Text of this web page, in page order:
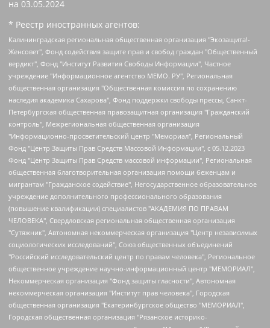
на 03.05.2024
* Реестр иностранных агентов:
Калининградская региональная общественная организация "Экозащита!-Женсовет", Фонд содействия защите прав и свобод граждан "Общественный вердикт", Фонд "Институт Развития Свободы Информации", Частное учреждение "Информационное агентство МЕМО. РУ", Региональная общественная организация "Общественная комиссия по сохранению наследия академика Сахарова", Фонд поддержки свободы прессы, Санкт-Петербургская общественная правозащитная организация "Гражданский контроль", Межрегиональная общественная организация "Информационно-просветительский центр "Мемориал", Региональный Фонд "Центр Защиты Прав Средств Массовой Информации", с 05.12.2023 Фонд "Центр Защиты Прав Средств массовой информации", Региональная общественная благотворительная организация помощи беженцам и мигрантам "Гражданское содействие", Негосударственное образовательное учреждение дополнительного профессионального образования (повышение квалификации) специалистов "АКАДЕМИЯ ПО ПРАВАМ ЧЕЛОВЕКА", Свердловская региональная общественная организация "Сутяжник", Автономная некоммерческая организация "Центр независимых социологических исследований", Союз общественных объединений "Российский исследовательский центр по правам человека", Региональное общественное учреждение научно-информационный центр "МЕМОРИАЛ", Некоммерческая организация "Фонд защиты гласности", Автономная некоммерческая организация "Институт прав человека", Городская общественная организация "Екатеринбургское общество "МЕМОРИАЛ", Городская общественная организация "Рязанское историко-просветительское и правозащитное общество "Мемориал" (Рязанский Мемориал), Челябинский региональный орган общественной самодеятельности – женское общественное объединение "Женщины Евразии", Челябинский региональный орган общественной самодеятельности "Уральская правозащитная группа", Фонд содействия защите здоровья и социальной справедливости имени Андрея Рылькова, Автономная Некоммерческая Организация "Аналитический Центр Юрия Левады", Автономная некоммерческая организация социальной поддержки населения "Проект Апрель", Региональная общественная организация помощи женщинам и детям, находящимся в кризисной ситуации "Информационно-методический центр "Анна", Фонд содействия развитию массовых коммуникаций и правовому просвещению "Так-так-Так", Фонд содействия устойчивому развитию "Серебряная тайга", Свердловский региональный общественный фонд социальных проектов "Новое время", "Idel.Реалии", Кавказ.Реалии, Крым.Реалии, Телеканал Настоящее Время, Татаро-башкирская служба Радио Свобода (Azatliq Radiosi), Радио Свободная Европа/Радио Свобода (PCE/PC), "Сибирь.Реалии", "Фактограф", Благотворительный фонд помощи осужденным и их семьям, Автономная некоммерческая организация "Институт глобализации и социальных движений", Фонд "В защиту прав заключенных", Частное учреждение "Центр поддержки и содействия развитию средств массовой информации", Пензенский региональный общественный благотворительный фонд "Гражданский союз", "Север.Реалии", Некоммерческая организация Фонд "Правовая инициатива", Общество с ограниченной ответственностью "Радио Свободная Европа/Радио Свобода", Чешское информационное агентство "MEDIUM-ORIENT", Красноярская региональная общественная организация "Мы против СПИДа", Камалягин Денис Николаевич, Маркелов Сергей Евгеньевич, Пономарев Лев Александрович, Савицкая Людмила Алексеевна, Автономная некоммерческая организация "Центр по работе с проблемой насилия "НАСИЛИЮ.НЕТ", Межрегиональный профессиональный союз работников здравоохранения "Альянс врачей", Юридическое лицо, зарегистрированное в Латвийской Республике, SIA "Medusa Project" (регистрационный номер 40103797863, дата регистрации 10.06.2014), Некоммерческая организация "Фонд по борьбе с коррупцией", Автономная некоммерческая организация "Институт права и публичной политики", Баданин Роман Сергеевич, Гликин Максим Александрович, Железнова Мария Михайловна, Лукьянова Юлия Сергеевна, Маетная Елизавета Витальевна, Маняхин Петр Борисович, Чуракова Ольга Владимировна, Ярош Юлия Петровна, Юридическое лицо "The Insider SIA", зарегистрированное в Риге, Латвийская Республика (дата регистрации 26.06.2015), являющееся администратором доменного имени интернет-издания "The Insider SIA", https://theins.ru, Постернак Алексей Евгеньевич, Рубин Михаил Аркадьевич, Анин Роман Александрович, Юридическое лицо Istories fonds, зарегистрированное в Латвийской Республике (регистрационный номер 50008295751, дата регистрации 24.02.2020), Великовский Дмитрий Александрович, Долинина Ирина Николаевна, Мароховская Алеся Алексеевна, Шлейнов Роман Юрьевич, Шмагун Олеся Валентиновна, Общество с ограниченной ответственностью "Альтаир 2021", Общество с ограниченной ответственностью "Вега 2021", Общество с ограниченной ответственностью "Главный редактор 2021", Общество с ограниченной ответственностью "Ромашки монолит", Важенков Артем Валерьевич, Ивановская областная общественная организация "Центр гендерных исследований", Гурман Юрий Альбертович, Медиапроект "ОВД-Инфо", Егоров Владимир Владимирович, Жилинский Владимир Александрович, Общество с ограниченной ответственностью "ЗП", Иванова София Юрьевна, Карезина Инна Павловна, Кильтау Екатерина Викторовна, Петров Алексей Викторович, Пискунов Сергей Евгеньевич, Смирнов Сергей Сергеевич, Тихонов Михаил Сергеевич, Общество с ограниченной ответственностью "ЖУРНАЛИСТ-ИНОСТРАННЫЙ АГЕНТ", Арапова Галина Юрьевна, Вольтская Татьяна Анатольевна, Американская компания "Mason G.E.S. Anonymous Foundation" (США), являющаяся владельцем интернет-издания https://mnews.world/, Компания "Stichting Bellingcat", зарегистрированная в Нидерландах (дата регистрации 11.07.2018), Захаров Андрей Вячеславович, Клепиковская Екатерина Дмитриевна, Общество с ограниченной ответственностью "МЕМО", Перл Роман Александрович, Симонов Евгений Алексеевич, Соловьева Елена Анатольевна, Сотников Даниил Владимирович, Сурначева Елизавета Дмитриевна, Автономная некоммерческая организация по защите прав человека и информированию населения "Якутия – Наше Мнение", Общество с ограниченной ответственностью "Москоу диджитал медиа", с 26.01.2023 Общество с ограниченной ответственностью "Чайка Белые сады", Ветошкина Валерия Валерьевна, Заговора Максим Александрович, Межрегиональное общественное движение "Российская ЛГБТ - сеть", Оленичев Максим Владимирович, Павлов Иван Юрьевич, Скворцова Елена Сергеевна, Общество с ограниченной ответственностью "Как бы инагент", Кочетков Игорь Викторович, Общество с ограниченной ответственностью "Честные выборы", Еланчик Олег Александрович, Общество с ограниченной ответственностью "Нобелевский призыв", Гималова Регина Эмилевна, Григорьев Андрей Валерьевич, Григорьева Алина Александровна, Ассоциация по содействию защите прав призывников, альтернативнослужащих и военнослужащих "Правозащитная группа "Гражданин.Армия.Право", Хисамова Регина Фаритовна, Автономная некоммерческая организация по реализации социально-правовых программ "Лилит", Дальневосточное общественное движение "Маяк", Санкт-Петербургская ЛГБТ-инициативная группа "Выход", Инициативная группа ЛГБТ+ "Реверс", Алексеев Андрей Викторович, Бекбулатова Таисия Львовна, Беляев Иван Михайлович, Владыкина Елена Сергеевна, Гельман Марат Александрович, Никульшина Вероника Юрьевна, Толоконникова Надежда Андреевна, Шендерович Виктор Анатольевич, Общество с ограниченной ответственностью "Данное сообщение", Общество с ограниченной ответственностью Издательский дом "Новая глава", Айнбиндер Александра Александровна, Московский комьюнити-центр для ЛГБТ+инициатив, Благотворительный фонд развития филантропии, Deutsche Welle (Германия, Kurt-Schumacher-Strasse 3, 53113 Bonn), Борзунова Мария Михайловна, Воробьев Виктор Викторович, Голубева Анна Львовна, Константинова Алла Михайловна, Малкова Ирина Владимировна, Мурадов Мурад Абдулгалимович, Осетинская Елизавета Николаевна, Понасенков Евгений Николаевич, Ганапольский Матвей Юрьевич, Киселев Евгений Алексеевич, Борухович Ирина Григорьевна, Дремин Иван Тимофеевич, Дубровский Дмитрий Викторович, Красноярская региональная общественная организация поддержки и развития альтернативных образовательных технологий и межкультурных коммуникаций "ИНТЕРРА", Маяковская Екатерина Алексеевна, Фейгин Марк Захарович, Филимонов Андрей Викторович, Дзугкоева Регина Николаевна, Доброхотов Роман Александрович, Дудь Юрий Александрович, Елкин Сергей Владимирович, Кругликов Кирилл Игоревич, Сабунаева Мария Леонидовна, Семенов Алексей Владимирович, Шаинян Карен Багратович, Шульман Екатерина Михайловна, Асафьев Артур Валерьевич, Вахштайн Виктор Семенович, Венедиктов Алексей Алексеевич, Лушникова Екатерина Евгеньевна, Волков Леонид Михайлович, Невзоров Александр Глебович, Пархоменко Сергей Борисович, Сироткин Ярослав Николаевич, Кара-Мурза Владимир Владимирович, Баранова Наталья Владимировна, Гозман Леонид Яковлевич, Кагарлицкий Борис Юльевич, Климарев Михаил Валерьевич, Милов Владимир Станиславович, Автономная некоммерческая организация Краснодарский центр современного искусства "Типография", Моргенштерн Алишер Тагирович, Соболь Любовь Эдуардовна, Общество с ограниченной ответственностью "ЛИЗА НОРМ", Каспаров Гарри Кимович, Ходорковский Михаил Борисович, Общество с ограниченной ответственностью "Апрельские тезисы", Данилович Ирина Брониславовна, Кашин Олег Владимирович, Петров Николай Владимирович, Пивоваров Алексей Владимирович, Соколов Михаил Владимирович, Цветкова Юлия Владимировна, Чичваркин Евгений Александрович, Комитет против пыток/Команда против пыток, Общество с ограниченной ответственностью "Первый научный", Общество с ограниченной ответственностью "Вертолет и ко", Белоцерковская Вероника Борисовна, Кац Максим Евгеньевич, Лазарева Татьяна Юрьевна, Шаведдинов Руслан Табризович, Яшин Илья Валерьевич, Общество с ограниченной ответственностью "Иноагент ААВ", Алешковский Дмитрий Петрович, Альбац Евгения Марковна, Быков Дмитрий Львович, Галямина Юлия Евгеньевна, Лойко Сергей Леонидович, Мартынов Кирилл Константинович, Медведев Сергей Александрович, Крашенинников Федор Геннадиевич, Гордеева Катерина Вл